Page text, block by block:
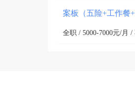
案板（五险+工作餐
全职 / 5000-7000元/月